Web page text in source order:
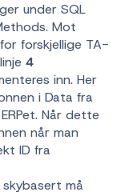
under SQL
Mot
forskjellige TA-
4
inn. Her
i Data fra
Når dette
når man
ID fra
skybasert må